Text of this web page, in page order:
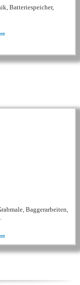
Batteriespeicher,
Baggerarbeiten,